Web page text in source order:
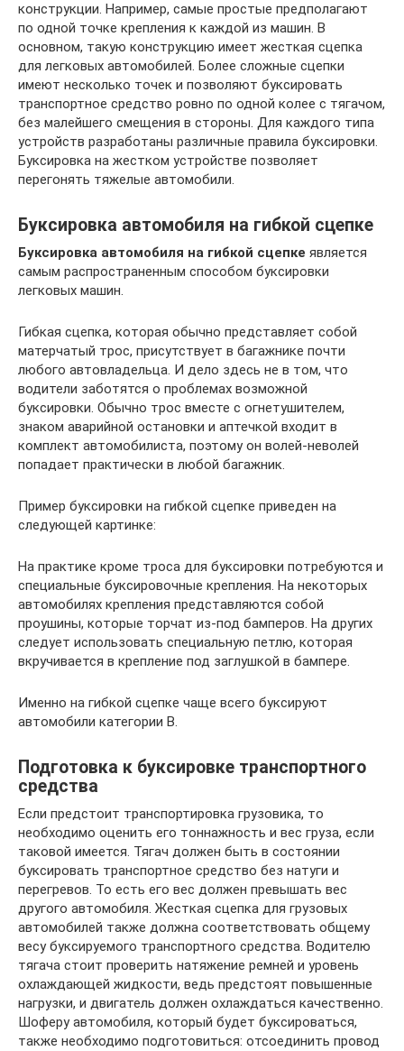
конструкции. Например, самые простые предполагают
по одной точке крепления к каждой из машин. В
основном, такую конструкцию имеет жесткая сцепка
для легковых автомобилей. Более сложные сцепки
имеют несколько точек и позволяют буксировать
транспортное средство ровно по одной колее с тягачом,
без малейшего смещения в стороны. Для каждого типа
устройств разработаны различные правила буксировки.
Буксировка на жестком устройстве позволяет
перегонять тяжелые автомобили.
Буксировка автомобиля на гибкой сцепке
Буксировка автомобиля на гибкой сцепке является
самым распространенным способом буксировки
легковых машин.
Гибкая сцепка, которая обычно представляет собой
матерчатый трос, присутствует в багажнике почти
любого автовладельца. И дело здесь не в том, что
водители заботятся о проблемах возможной
буксировки. Обычно трос вместе с огнетушителем,
знаком аварийной остановки и аптечкой входит в
комплект автомобилиста, поэтому он волей-неволей
попадает практически в любой багажник.
Пример буксировки на гибкой сцепке приведен на
следующей картинке:
На практике кроме троса для буксировки потребуются и
специальные буксировочные крепления. На некоторых
автомобилях крепления представляются собой
проушины, которые торчат из-под бамперов. На других
следует использовать специальную петлю, которая
вкручивается в крепление под заглушкой в бампере.
Именно на гибкой сцепке чаще всего буксируют
автомобили категории B.
Подготовка к буксировке транспортного
средства
Если предстоит транспортировка грузовика, то
необходимо оценить его тоннажность и вес груза, если
таковой имеется. Тягач должен быть в состоянии
буксировать транспортное средство без натуги и
перегревов. То есть его вес должен превышать вес
другого автомобиля. Жесткая сцепка для грузовых
автомобилей также должна соответствовать общему
весу буксируемого транспортного средства. Водителю
тягача стоит проверить натяжение ремней и уровень
охлаждающей жидкости, ведь предстоят повышенные
нагрузки, и двигатель должен охлаждаться качественно.
Шоферу автомобиля, который будет буксироваться,
также необходимо подготовиться: отсоединить провод